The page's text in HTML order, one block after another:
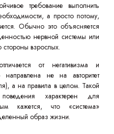
требование выполнить
а просто потому,
Обычно это объясняется
нервной системы или
стороны взрослых.
от негативизма и
направлена не на авторитет
а на правила в целом. Такой
характерен для
кажется, что «система»
образ жизни.